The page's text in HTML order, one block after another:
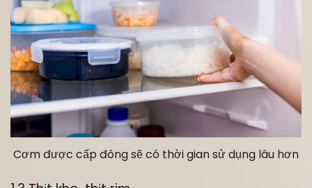
Cơm được cấp đông sẽ có thời gian sử dụng lâu hơn